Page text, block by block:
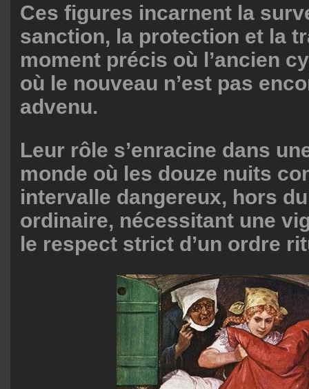
Ces figures incarnent la
sanction, la protection et la
moment précis où l’ancien
où le nouveau n’est pas
advenu.
Leur rôle s’enracine dans
monde où les douze nuits
intervalle dangereux, hors
ordinaire, nécessitant une
le respect strict d’un ordre